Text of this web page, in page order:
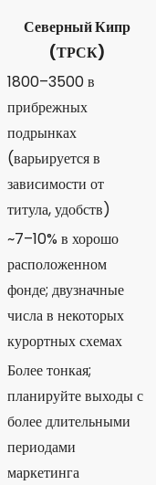
Северный Кипр
(ТРСК)
1800–3500 в
прибрежных
подрынках
(варьируется в
зависимости от
титула, удобств)
~7–10% в хорошо
расположенном
фонде; двузначные
числа в некоторых
курортных схемах
Более тонкая;
планируйте выходы с
более длительными
периодами
маркетинга